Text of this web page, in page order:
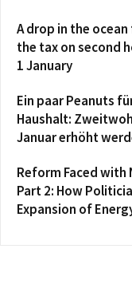
A drop in the
the tax on second
1 January
Ein paar Peanuts
Haushalt:
Januar erhöht
Reform Faced with
Part 2: How
Expansion of